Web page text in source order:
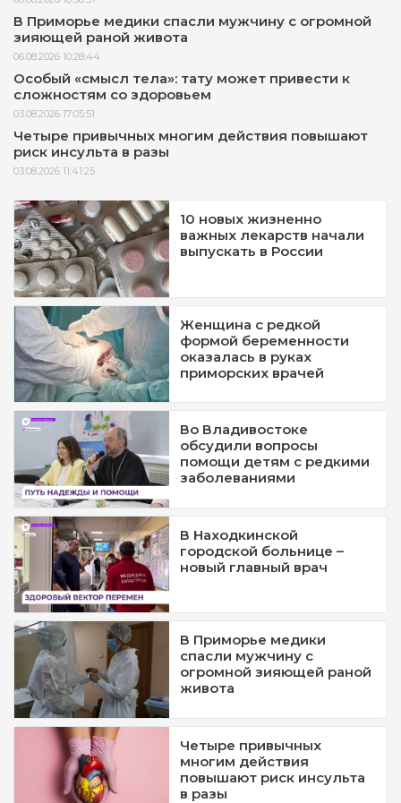
В Приморье медики спасли мужчину с огромной
зияющей раной живота
06.08.2026 10:28:44
Особый «смысл тела»: тату может привести к
сложностям со здоровьем
03.08.2026 17:05:51
Четыре привычных многим действия повышают
риск инсульта в разы
03.08.2026 11:41:25
10 новых жизненно
важных лекарств начали
выпускать в России
Женщина с редкой
формой беременности
оказалась в руках
приморских врачей
Во Владивостоке
обсудили вопросы
помощи детям с редкими
заболеваниями
В Находкинской
городской больнице –
новый главный врач
В Приморье медики
спасли мужчину с
огромной зияющей раной
живота
Четыре привычных
многим действия
повышают риск инсульта
в разы